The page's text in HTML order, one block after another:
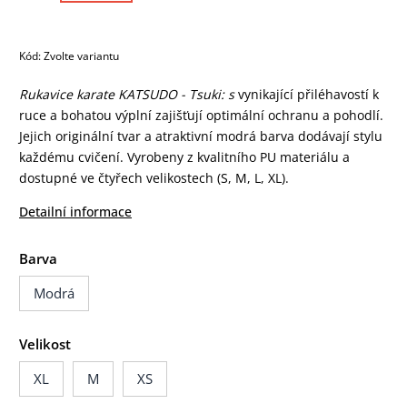
Kód:Zvolte variantu
Rukavice karate KATSUDO - Tsuki: svynikající přiléhavostí k
ruce a bohatou výplní zajišťují optimální ochranu a pohodlí.
Jejich originální tvar a atraktivní modrá barva dodávají stylu
každému cvičení. Vyrobeny z kvalitního PU materiálu a
dostupné ve čtyřech velikostech (S, M, L, XL).
Detailní informace
Barva
Modrá
Velikost
XL
M XS